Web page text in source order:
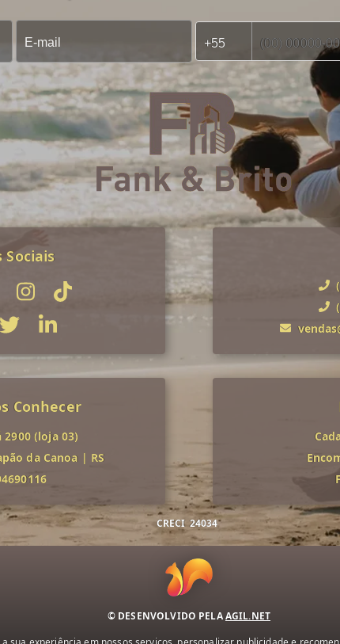
Sociais
Conhecer
2900 (loja 03)
da Canoa | RS
CRECI 24034
© DESENVOLVIDO PELAAGIL.NET